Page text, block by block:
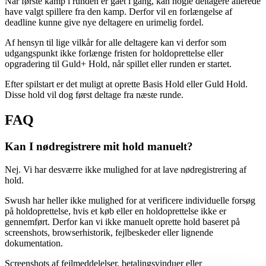
have valgt spillere fra den kamp. Derfor vil en forlængelse af
deadline kunne give nye deltagere en urimelig fordel.
Af hensyn til lige vilkår for alle deltagere kan vi derfor som
udgangspunkt ikke forlænge fristen for holdoprettelse eller
opgradering til Guld+ Hold, når spillet eller runden er startet.
Efter spilstart er det muligt at oprette Basis Hold eller Guld Hold.
Disse hold vil dog først deltage fra næste runde.
FAQ
Kan I nødregistrere mit hold manuelt?
Nej. Vi har desværre ikke mulighed for at lave nødregistrering af
hold.
Swush har heller ikke mulighed for at verificere individuelle forsøg
på holdoprettelse, hvis et køb eller en holdoprettelse ikke er
gennemført. Derfor kan vi ikke manuelt oprette hold baseret på
screenshots, browserhistorik, fejlbeskeder eller lignende
dokumentation.
Screenshots af fejlmeddelelser, betalingsvinduer eller